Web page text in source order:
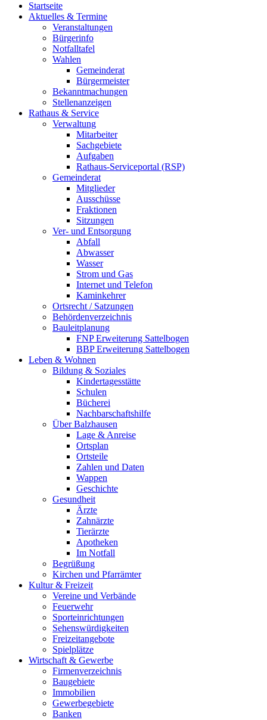
Startseite
Aktuelles & Termine
Veranstaltungen
Bürgerinfo
Notfalltafel
Wahlen
Gemeinderat
Bürgermeister
Bekanntmachungen
Stellenanzeigen
Rathaus & Service
Verwaltung
Mitarbeiter
Sachgebiete
Aufgaben
Rathaus-Serviceportal (RSP)
Gemeinderat
Mitglieder
Ausschüsse
Fraktionen
Sitzungen
Ver- und Entsorgung
Abfall
Abwasser
Wasser
Strom und Gas
Internet und Telefon
Kaminkehrer
Ortsrecht / Satzungen
Behördenverzeichnis
Bauleitplanung
FNP Erweiterung Sattelbogen
BBP Erweiterung Sattelbogen
Leben & Wohnen
Bildung & Soziales
Kindertagesstätte
Schulen
Bücherei
Nachbarschaftshilfe
Über Balzhausen
Lage & Anreise
Ortsplan
Ortsteile
Zahlen und Daten
Wappen
Geschichte
Gesundheit
Ärzte
Zahnärzte
Tierärzte
Apotheken
Im Notfall
Begrüßung
Kirchen und Pfarrämter
Kultur & Freizeit
Vereine und Verbände
Feuerwehr
Sporteinrichtungen
Sehenswürdigkeiten
Freizeitangebote
Spielplätze
Wirtschaft & Gewerbe
Firmenverzeichnis
Baugebiete
Immobilien
Gewerbegebiete
Banken